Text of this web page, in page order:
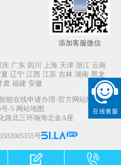
添加客服微信
庆 广东 四川 上海 天津 浙江 云南
辽宁 江西 江苏 吉林 湖南 黑龙
肃 福建 安徽
能在线申请办理-官方网站版权所
号-5 网站地图
路北三环瀚海北金A座
号